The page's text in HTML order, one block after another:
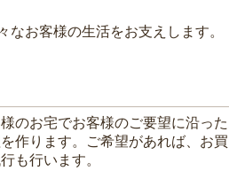
お客様の生活をお支えします。
のお宅でお客様のご要望に沿っ
作ります。ご希望があれば、お
も行います。